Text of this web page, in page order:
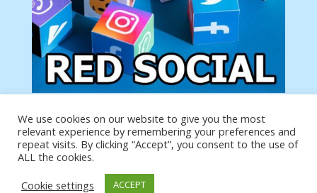
Tu anuncio va aquí
Podemos poner tu anuncio aquí con un link de tu
producto o página
We use cookies on our website to give you the most
relevant experience by remembering your preferences and
repeat visits. By clicking “Accept”, you consent to the use of
ALL the cookies.
Cookie settings
ACCEPT